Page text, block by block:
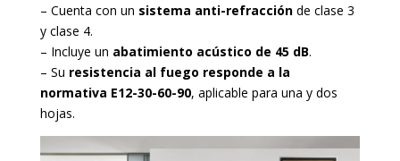
– Cuenta con un sistema anti-refracciónde clase 3
y clase 4.
– Incluye un abatimiento acústico de 45 dB.
– Su resistencia al fuego responde a la
normativa E12-30-60-90, aplicable para una y dos
hojas.